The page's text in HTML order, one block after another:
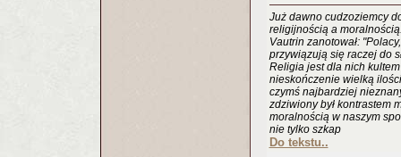
Już dawno cudzoziemcy
religijnością a
Vautrin zanotował:
przywiązują się raczej do
Religia jest dla nich
nieskończenie wielką
czymś najbardziej
zdziwiony był kontrastem
moralnością w naszym
nie tylko szkap
Do tekstu..